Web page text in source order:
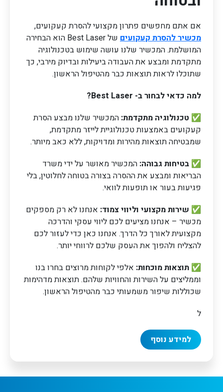
אם אתם מחפשים פתרון מקצועי להסרת קעקועים,
מכשיר להסרת קעקועים
של Best Laser הוא הבחירה
המושלמת. המכשיר שלנו עושה שימוש בטכנולוגיה
מתקדמת ומבצע את העבודה ביעילות ובדיוק מירבי, כך
שתוכלו לראות תוצאות כבר מהטיפול הראשון.
למה כדאי לבחור ב- Best Laser?
✅ טכנולוגיה מתקדמת: המכשיר שלנו מבצע הסרת
קעקועים באמצעות טכנולוגיית לייזר מתקדמת,
שמבטיחה תוצאות מהירות ומדויקות, ללא כאב מיותר.
✅ בטיחות גבוהה: המכשיר מאושר על ידי משרד
הבריאות ומבצע את ההסרה בצורה בטוחה לחלוטין, בלי
פגיעות בעור או תופעות לוואי.
✅ שירות מקצועי וליווי צמוד: אנחנו לא רק מספקים
מכשיר – אנחנו מציעים לכם ליווי עסקי והדרכה
מקצועית לאורך כל הדרך. אנחנו כאן כדי לעזור לכם
להצליח ולהפוך את העסק שלכם לרווחי יותר.
✅ תוצאות מוכחות: אלפי לקוחות מרוצים בחרו בנו
וממליצים על השירות והחוויות שלהם. תוצאות מדהימות
שכוללות שיפור משמעותי כבר מהטיפול הראשון.
ל
למידע נוסף